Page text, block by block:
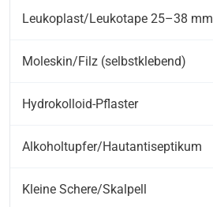
Leukoplast/Leukotape 25–38 mm
Moleskin/Filz (selbstklebend)
Hydrokolloid-Pflaster
Alkoholtupfer/Hautantiseptikum
Kleine Schere/Skalpell